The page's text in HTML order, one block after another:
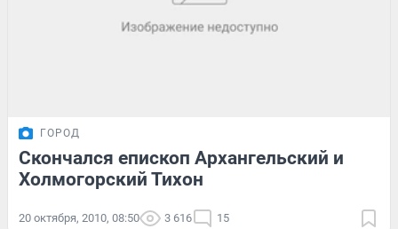
ГОРОД
Скончался епископ Архангельский и
Холмогорский Тихон
20 октября, 2010, 08:50 3 616 15